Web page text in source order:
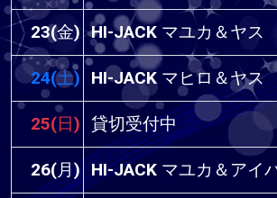
23(金) HI-JACK マユカ＆ヤス
24(土) HI-JACK マヒロ＆ヤス
25(日) 貸切受付中
26(月) HI-JACK マユカ＆アイ